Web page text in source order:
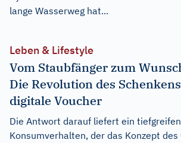
lange Wasserweg hat...
Leben & Lifestyle
Vom Staubfänger zum
Die Revolution des
digitale Voucher
Die Antwort darauf liefert ein
Konsumverhalten, der das Konzept des